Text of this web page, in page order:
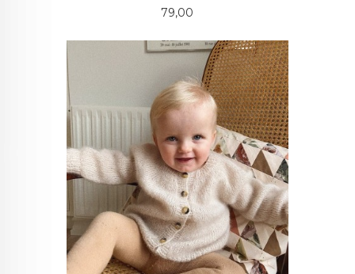
Pris
79,00